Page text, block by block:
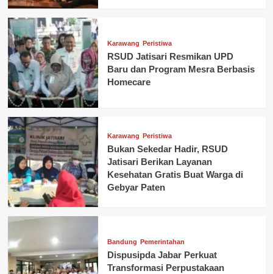
Karawang Peristiwa
RSUD Jatisari Resmikan UPD
Baru dan Program Mesra Berbasis
Homecare
Karawang Peristiwa
Bukan Sekedar Hadir, RSUD
Jatisari Berikan Layanan
Kesehatan Gratis Buat Warga di
Gebyar Paten
Bandung Pemerintahan
Dispusipda Jabar Perkuat
Transformasi Perpustakaan